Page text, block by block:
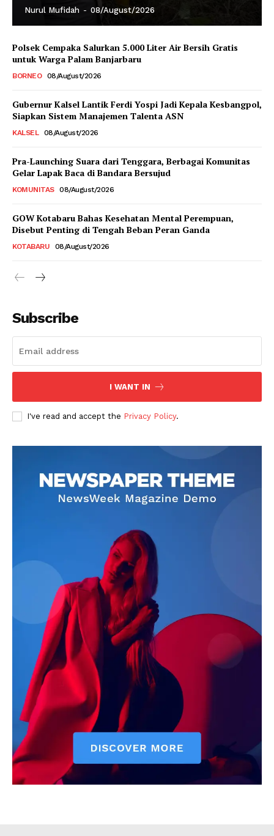
Nurul Mufidah - 08/August/2026
Polsek Cempaka Salurkan 5.000 Liter Air Bersih Gratis
untuk Warga Palam Banjarbaru
BORNEO 08/August/2026
Gubernur Kalsel Lantik Ferdi Yospi Jadi Kepala Kesbangpol,
Siapkan Sistem Manajemen Talenta ASN
KALSEL 08/August/2026
Pra-Launching Suara dari Tenggara, Berbagai Komunitas
Gelar Lapak Baca di Bandara Bersujud
KOMUNITAS 08/August/2026
GOW Kotabaru Bahas Kesehatan Mental Perempuan,
Disebut Penting di Tengah Beban Peran Ganda
KOTABARU 08/August/2026
Subscribe
I WANT IN
I've read and accept the Privacy Policy.